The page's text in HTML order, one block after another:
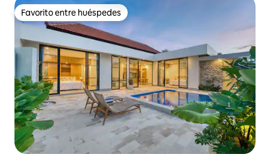
Favorito entre huéspedes
Favorito entre huéspedes